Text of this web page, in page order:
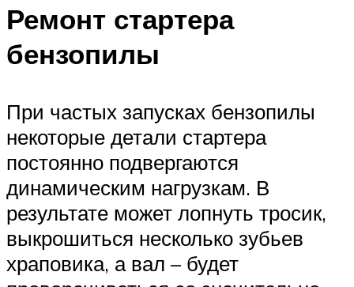
Ремонт стартера
бензопилы
При частых запусках бензопилы
некоторые детали стартера
постоянно подвергаются
динамическим нагрузкам. В
результате может лопнуть тросик,
выкрошиться несколько зубьев
храповика, а вал – будет